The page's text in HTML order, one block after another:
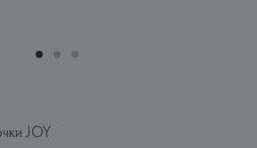
JOY